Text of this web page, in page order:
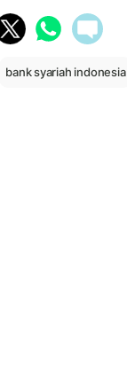
bank syariah indonesia